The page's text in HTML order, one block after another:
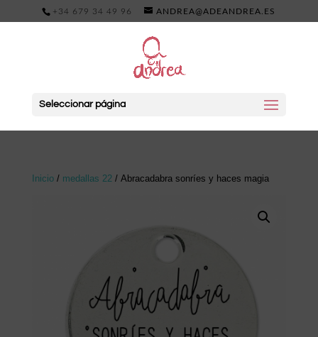
+34 679 34 49 96 ANDREA@ADEANDREA.ES
Seleccionar página
Inicio/ medallas 22/ Abracadabra sonríes y haces magia